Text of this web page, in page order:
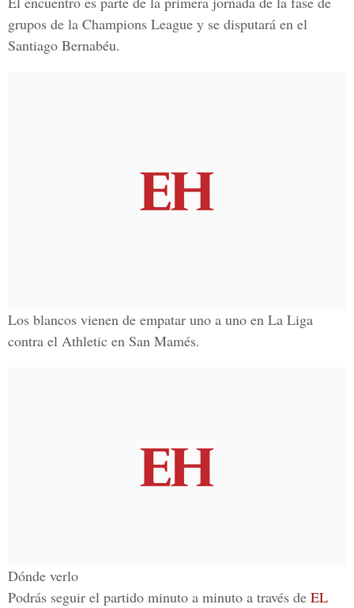
grupos de la Champions League y se disputará en el
Santiago Bernabéu.
Los blancos vienen de empatar uno a uno en La Liga
contra el Athletic en San Mamés.
Dónde verlo
Podrás seguir el partido minuto a minuto a través de EL